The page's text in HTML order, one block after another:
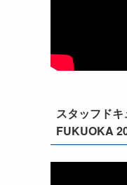
スタッフド
FUKUOKA